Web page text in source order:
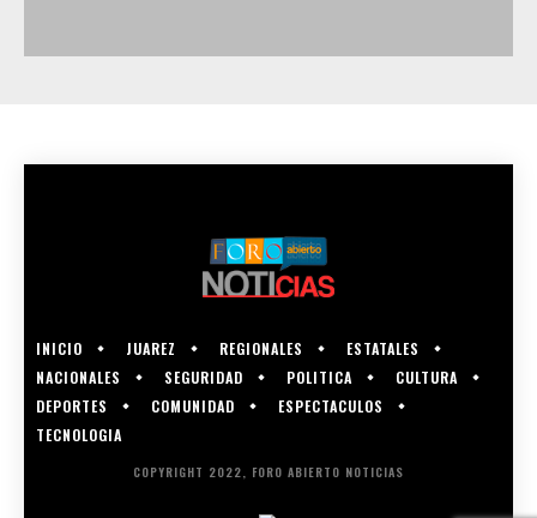
INICIO JUAREZ REGIONALES
ESTATALES
NACIONALES
SEGURIDAD POLITICA
CULTURA
DEPORTES
COMUNIDAD
ESPECTACULOS
TECNOLOGIA
COPYRIGHT 2022, FORO ABIERTO NOTICIAS